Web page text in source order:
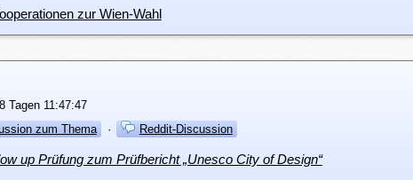
zur Wien-Wahl
Tagen 11:47:47
zum Thema · Reddit-Discussion
up Prüfung zum Prüfbericht „Unesco City of Design“